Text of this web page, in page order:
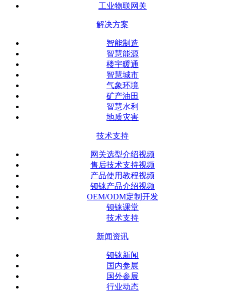
工业物联网关
解决方案
智能制造
智慧能源
楼宇暖通
智慧城市
气象环境
矿产油田
智慧水利
地质灾害
技术支持
网关选型介绍视频
售后技术支持视频
产品使用教程视频
钡铼产品介绍视频
OEM/ODM定制开发
钡铼课堂
技术支持
新闻资讯
钡铼新闻
国内参展
国外参展
行业动态